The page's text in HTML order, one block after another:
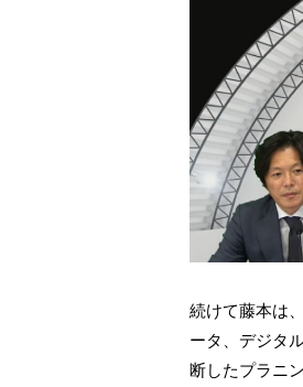
続けて藤本は
ータ、デジタ
断したプラニ